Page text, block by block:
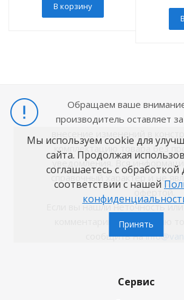
В корзину
Обращаем ваше
производитель оставляет
внесение изменений в
комплектацию товара без
уведомления. Вся
справочный характер и не
офертой.
Если вы нашли неточность
комментарии по описанию
сообщить на
Сервис
Мы используем cookie для
сайта. Продолжая
соглашаетесь с обработкой
соответствии с нашей
Принять